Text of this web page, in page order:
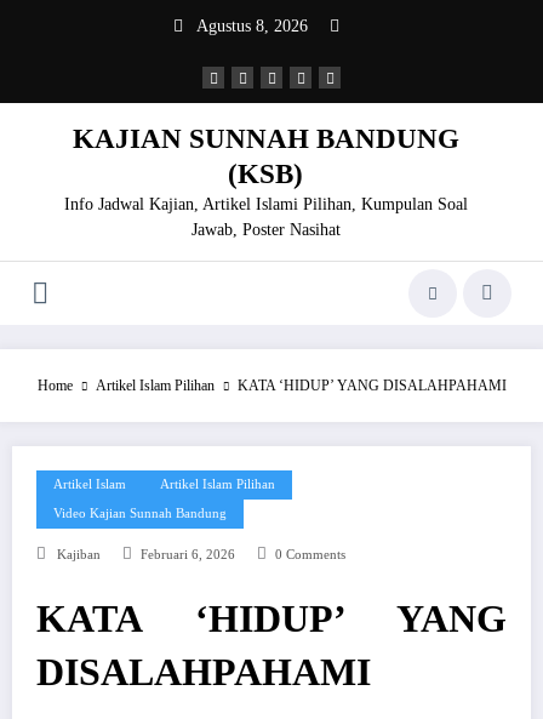
Agustus 8, 2026
KAJIAN SUNNAH BANDUNG
(KSB)
Info Jadwal Kajian, Artikel Islami Pilihan, Kumpulan Soal
Jawab, Poster Nasihat
Home Artikel Islam Pilihan KATA ‘HIDUP’ YANG DISALAHPAHAMI
Artikel Islam Artikel Islam Pilihan
Video Kajian Sunnah Bandung
Kajiban Februari 6, 2026 0 Comments
KATA ‘HIDUP’ YANG
DISALAHPAHAMI